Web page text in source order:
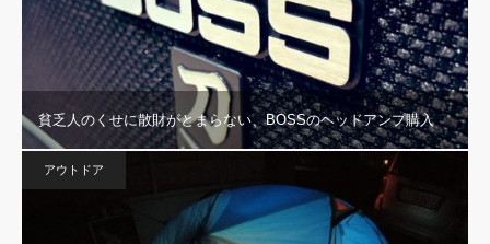
貧乏人のくせに散財がとまらない、BOSSのヘッドアンプ購入
アウトドア